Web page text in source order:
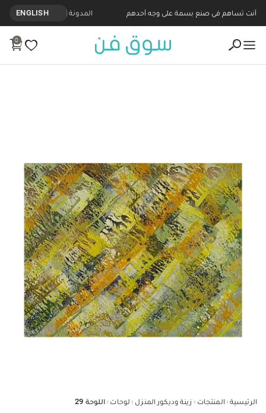
أنت تساهم في صنع بسمة على وجه أحدهم المدونة ENGLISH
0
الرئيسية ‹ المنتجات ‹ زينة وديكور المنزل ‹ لوحات ‹ اللوحة 29